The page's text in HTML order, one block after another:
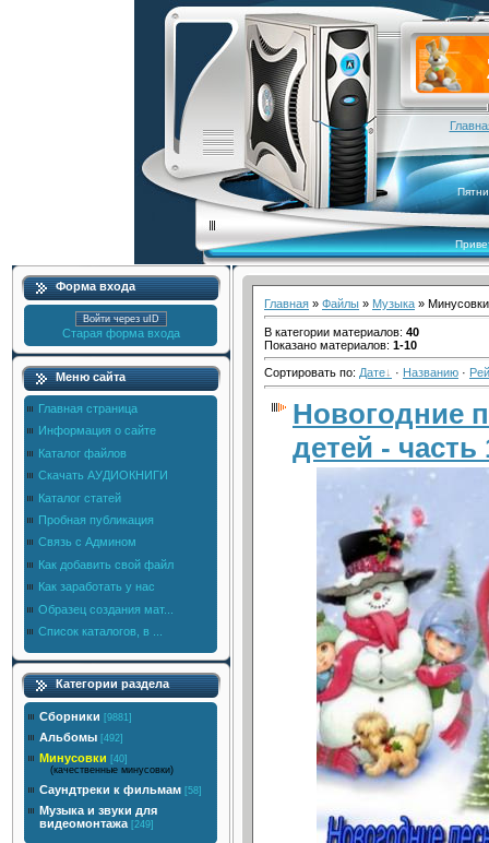
Форма входа
Войти через uID
Старая форма входа
Меню сайта
Главная страница
Информация о сайте
Каталог файлов
Скачать АУДИОКНИГИ
Каталог статей
Пробная публикация
Связь с Админом
Как добавить свой файл
Как заработать у нас
Образец создания мат...
Список каталогов, в ...
Категории раздела
Сборники [9881]
Альбомы [492]
Минусовки [40]
(качественные минусовки)
Саундтреки к фильмам [58]
Музыка и звуки для
видеомонтажа [249]
Главная » Файлы » Музыка » Минусовки
В категории материалов: 40
Показано материалов: 1-10
Сортировать по: Дате · Названию ·
Новогодние
детей - часть